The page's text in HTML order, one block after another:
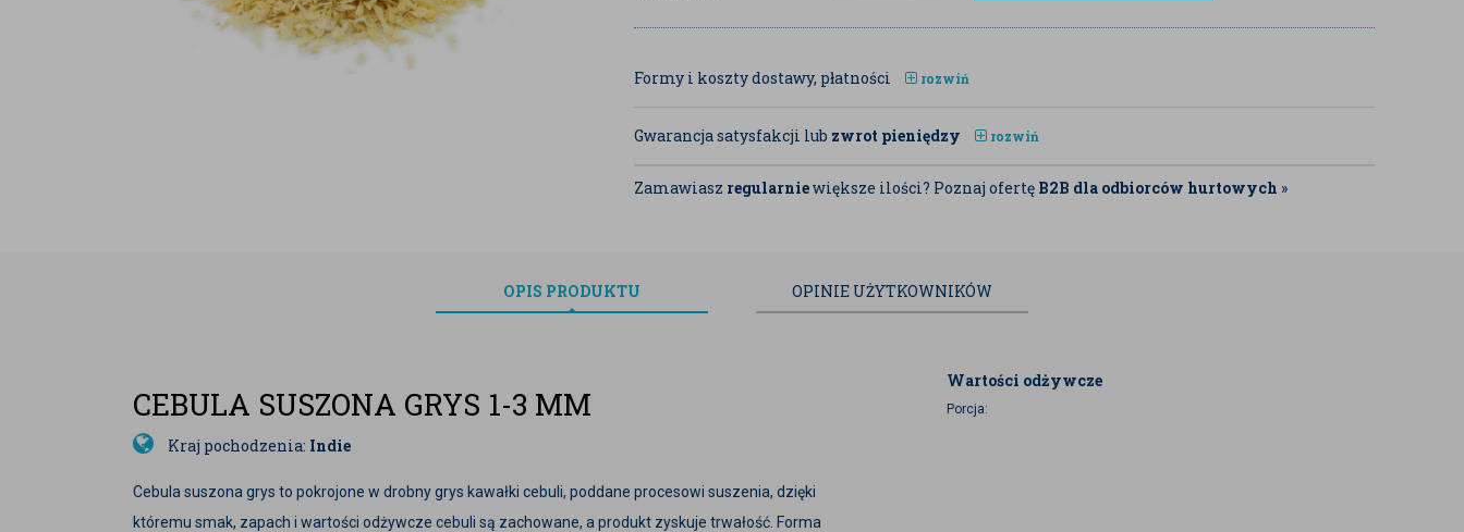
Formy i koszty dostawy, płatności rozwiń
Gwarancja satysfakcji lub zwrot pieniędzy rozwiń
Zamawiasz regularniewiększe ilości? Poznaj ofertę B2B dla odbiorców hurtowych »
OPIS PRODUKTU OPINIE UŻYTKOWNIKÓW
CEBULA SUSZONA GRYS 1-3 MM
Kraj pochodzenia: Indie
Cebula suszona grys to pokrojone w drobny grys kawałki cebuli, poddane procesowi suszenia, dzięki
któremu smak, zapach i wartości odżywcze cebuli są zachowane, a produkt zyskuje trwałość. Forma
Wartości odżywcze
Porcja: